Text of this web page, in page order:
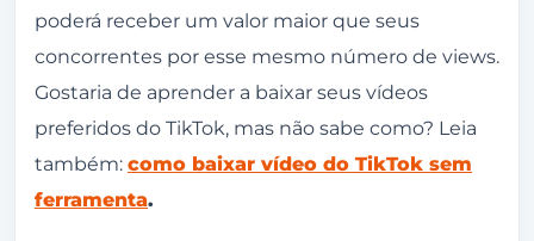
poderá receber um valor maior que seus
concorrentes por esse mesmo número de views.
Gostaria de aprender a baixar seus vídeos
preferidos do TikTok, mas não sabe como? Leia
também: como baixar vídeo do TikTok sem
ferramenta.